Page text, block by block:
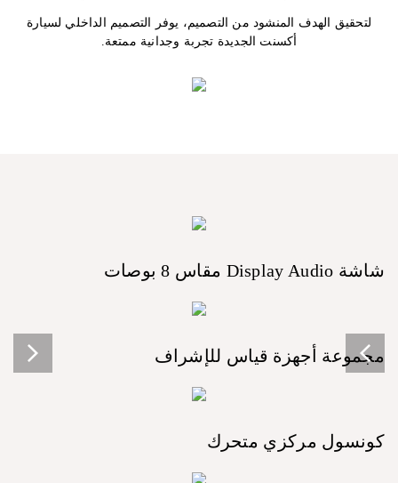
لتحقيق الهدف المنشود من التصميم، يوفر التصميم الداخلي لسيارة
أكسنت الجديدة تجربة وجدانية ممتعة.
شاشة Display Audio مقاس 8 بوصات
مجموعة أجهزة قياس للإشراف
كونسول مركزي متحرك